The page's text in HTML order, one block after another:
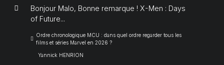
Bonjour Malo, Bonne remarque ! X-Men : Days
of Future...
Ordre chronologique MCU : dans quel ordre regarder tous les
films et séries Marvel en 2026 ?
Yannick HENRION